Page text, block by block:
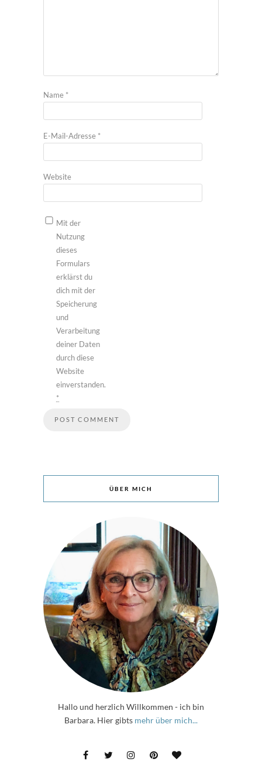
Name *
E-Mail-Adresse *
Website
Mit der
Nutzung
dieses
Formulars
erklärst du
dich mit der
Speicherung
und
Verarbeitung
deiner Daten
durch diese
Website
einverstanden.
*
ÜBER MICH
Hallo und herzlich Willkommen - ich bin
Barbara. Hier gibts mehr über mich...